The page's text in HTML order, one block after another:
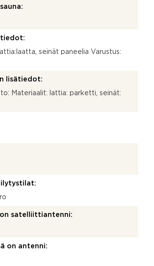
seinät paneelia Varustus:
lisätiedot:
Materiaalit: lattia: parketti, seinät:
on satelliittiantenni:
on antenni: